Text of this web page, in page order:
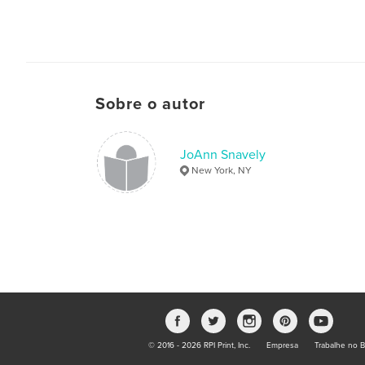
Sobre o autor
JoAnn Snavely
New York, NY
© 2016 - 2026 RPI Print, Inc. Empresa Trabalhe no